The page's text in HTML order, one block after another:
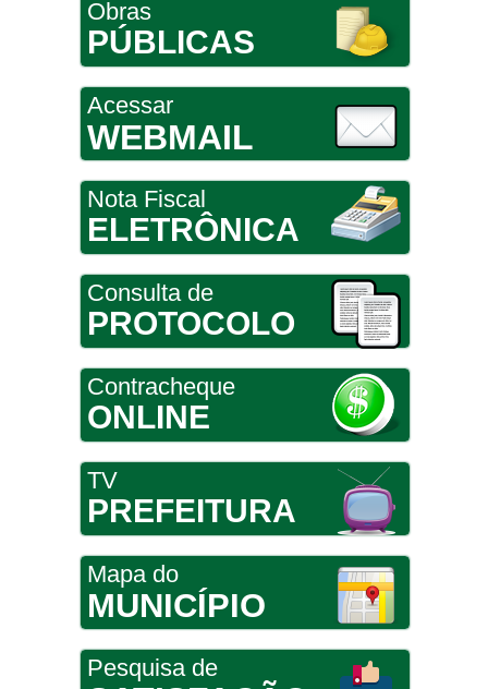
Obras
PÚBLICAS
Acessar
WEBMAIL
Nota Fiscal
ELETRÔNICA
Consulta de
PROTOCOLO
Contracheque
ONLINE
TV
PREFEITURA
Mapa do
MUNICÍPIO
Pesquisa de